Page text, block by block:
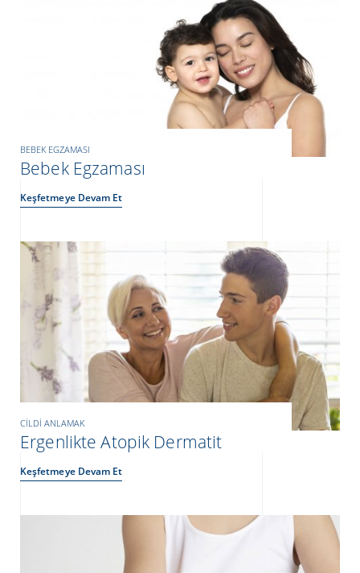
BEBEK EGZAMASI
Bebek Egzaması
Keşfetmeye Devam Et
CILDI ANLAMAK
Ergenlikte Atopik Dermatit
Keşfetmeye Devam Et